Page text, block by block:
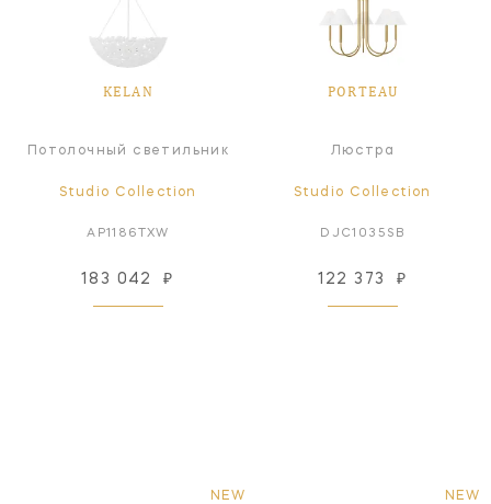
KELAN
Потолочный светильник
Studio Collection
AP1186TXW
183 042 ₽
PORTEAU
Люстра
Studio Collection
DJC1035SB
122 373 ₽
NEW NEW